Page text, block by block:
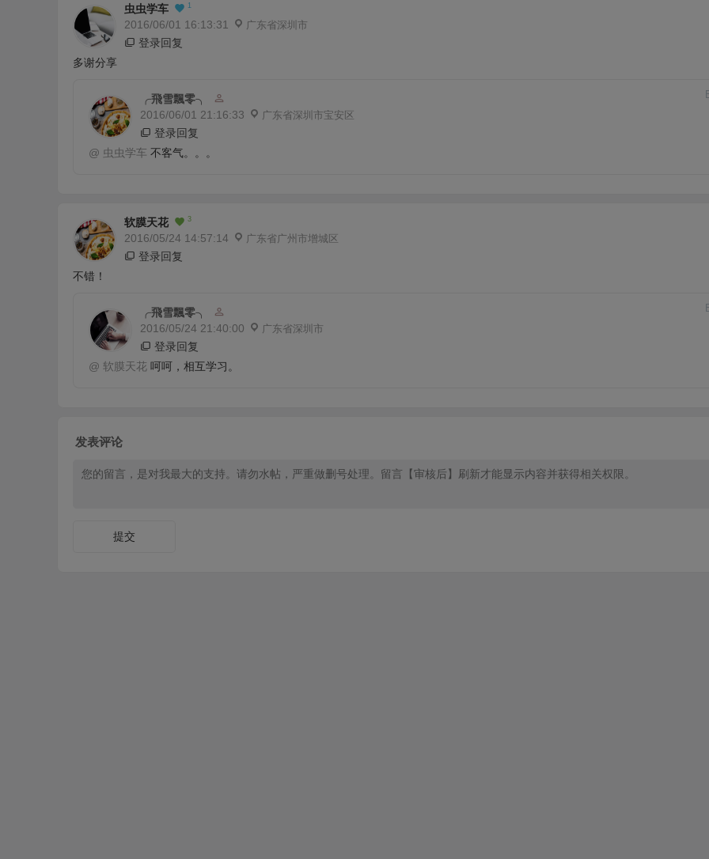
虫虫学车 1
2016/06/01 16:13:31 广东省深圳市
登录回复
多谢分享
╭飛雪飄零╮
2016/06/01 21:16:33
广东省深圳市宝安区
登录回复
@ 虫虫学车 不客气。。。
软膜天花 3
2016/05/24 14:57:14 广东省广州市增城区
登录回复
不错！
╭飛雪飄零╮
2016/05/24 21:40:00
广东省深圳市
登录回复
@ 软膜天花 呵呵，相互学习。
发表评论